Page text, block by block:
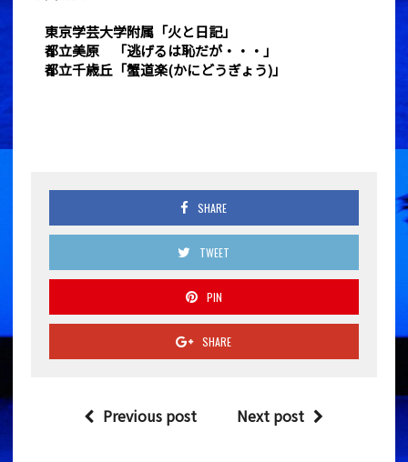
東京学芸大学附属「火と日記」
都立美原 「逃げるは恥だが・・・」
都立千歳丘「蟹道楽(かにどうぎょう)」
SHARE
TWEET
PIN
SHARE
Previous post Next post